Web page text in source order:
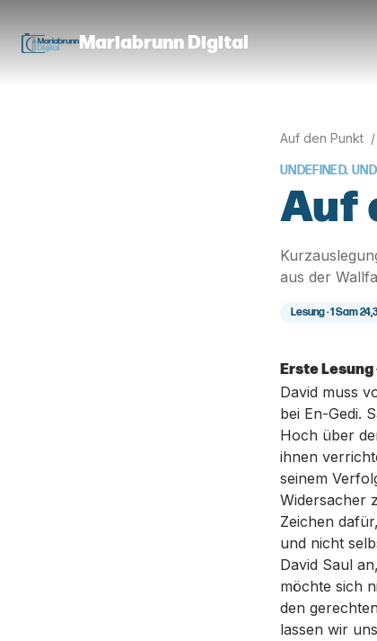
Mariabrunn Digital
Auf den Punkt /
UNDEFINED.
Auf
aus der
Lesung ·1 Sam
Erste Lesung
David muss
bei En-Gedi.
Hoch über
ihnen
seinem
Widersacher
Zeichen
und nicht
David Saul
möchte sich
den
lassen wir